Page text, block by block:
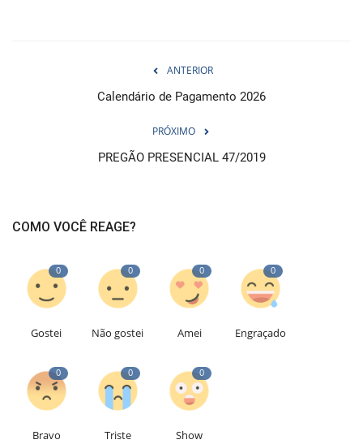
ANTERIOR
Calendário de Pagamento 2026
PRÓXIMO
PREGÃO PRESENCIAL 47/2019
COMO VOCÊ REAGE?
0
Gostei
0
Não gostei
0
Amei
0
Engraçado
0
Bravo
0
Triste
0
Show